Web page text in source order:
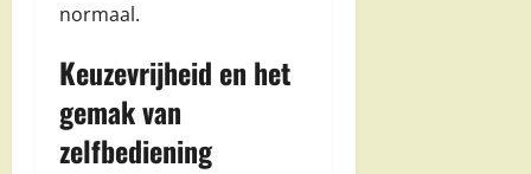
normaal.
Keuzevrijheid en het
gemak van
zelfbediening